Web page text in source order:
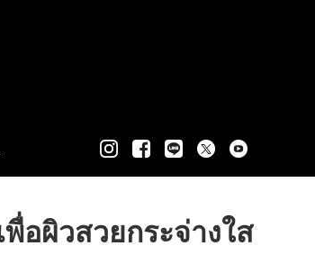
อผิวสวยกระจ่างใส